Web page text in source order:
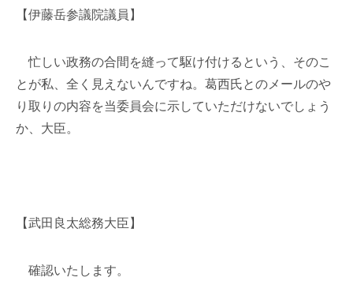
【伊藤岳参議院議員】
忙しい政務の合間を縫って駆け付けるという、そのこ
とが私、全く見えないんですね。葛西氏とのメールのや
り取りの内容を当委員会に示していただけないでしょう
か、大臣。
【武田良太総務大臣】
確認いたします。